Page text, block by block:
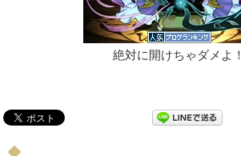
絶対に開けちゃダメよ！